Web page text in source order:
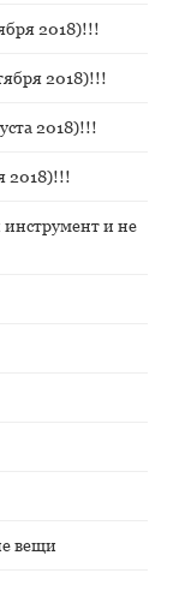
2018)!!!
2018)!!!
2018)!!!
2018)!!!
и не
вещи